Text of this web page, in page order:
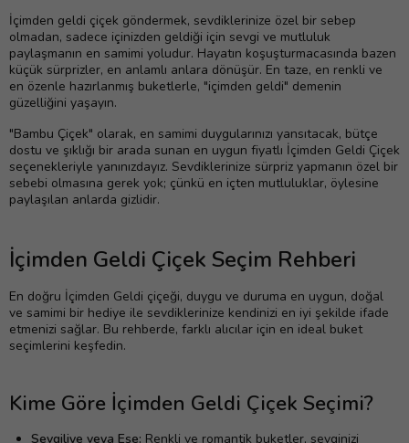
İçimden geldi çiçek göndermek, sevdiklerinize özel bir sebep
olmadan, sadece içinizden geldiği için sevgi ve mutluluk
paylaşmanın en samimi yoludur. Hayatın koşuşturmacasında bazen
küçük sürprizler, en anlamlı anlara dönüşür. En taze, en renkli ve
en özenle hazırlanmış buketlerle, "içimden geldi" demenin
güzelliğini yaşayın.
"Bambu Çiçek" olarak, en samimi duygularınızı yansıtacak, bütçe
dostu ve şıklığı bir arada sunan en uygun fiyatlı İçimden Geldi Çiçek
seçenekleriyle yanınızdayız. Sevdiklerinize sürpriz yapmanın özel bir
sebebi olmasına gerek yok; çünkü en içten mutluluklar, öylesine
paylaşılan anlarda gizlidir.
İçimden Geldi Çiçek Seçim Rehberi
En doğru İçimden Geldi çiçeği, duygu ve duruma en uygun, doğal
ve samimi bir hediye ile sevdiklerinize kendinizi en iyi şekilde ifade
etmenizi sağlar. Bu rehberde, farklı alıcılar için en ideal buket
seçimlerini keşfedin.
Kime Göre İçimden Geldi Çiçek Seçimi?
Sevgiliye veya Eşe: Renkli ve romantik buketler, sevginizi